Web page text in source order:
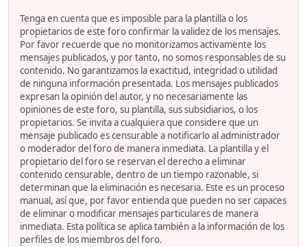
Tenga en cuenta que es imposible para la plantilla o los
propietarios de este foro confirmar la validez de los mensajes.
Por favor recuerde que no monitorizamos activamente los
mensajes publicados, y por tanto, no somos responsables de su
contenido. No garantizamos la exactitud, integridad o utilidad
de ninguna información presentada. Los mensajes publicados
expresan la opinión del autor, y no necesariamente las
opiniones de este foro, su plantilla, sus subsidiarios, o los
propietarios. Se invita a cualquiera que considere que un
mensaje publicado es censurable a notificarlo al administrador
o moderador del foro de manera inmediata. La plantilla y el
propietario del foro se reservan el derecho a eliminar
contenido censurable, dentro de un tiempo razonable, si
determinan que la eliminación es necesaria. Este es un proceso
manual, así que, por favor entienda que pueden no ser capaces
de eliminar o modificar mensajes particulares de manera
inmediata. Esta política se aplica también a la información de los
perfiles de los miembros del foro.